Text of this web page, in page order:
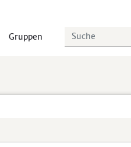
Gruppen